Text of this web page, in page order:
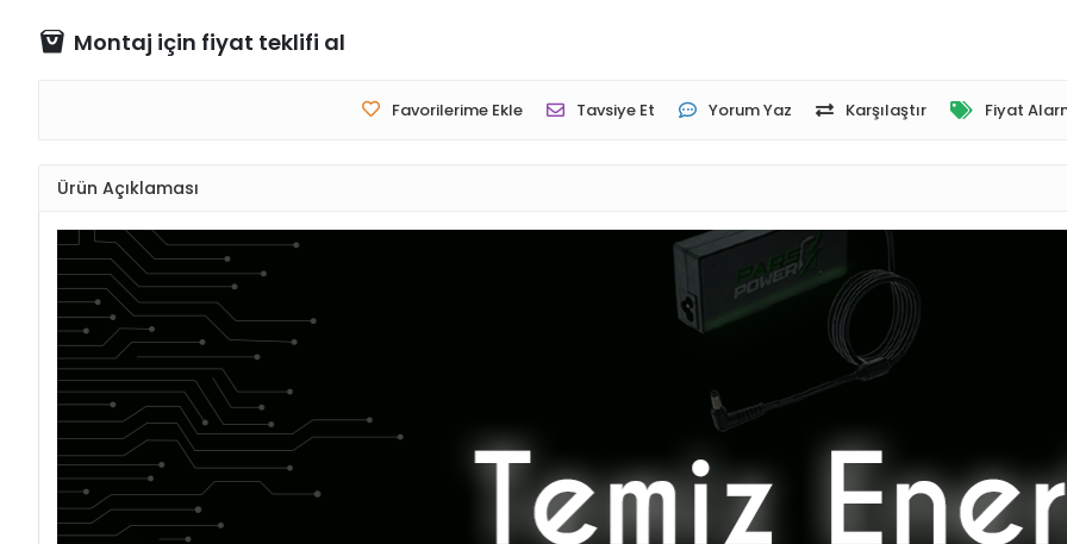
Montaj için fiyat teklifi al
Favorilerime Ekle Tavsiye Et Yorum Yaz Karşılaştır Fiyat
Ürün Açıklaması